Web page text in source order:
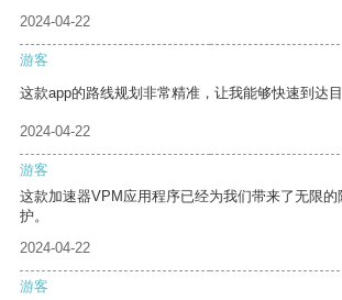
2024-04-22
游客
这款app的路线规划非常精准，让我能够快速到达目
2024-04-22
游客
这款加速器VPM应用程序已经为我们带来了无限
护。
2024-04-22
游客